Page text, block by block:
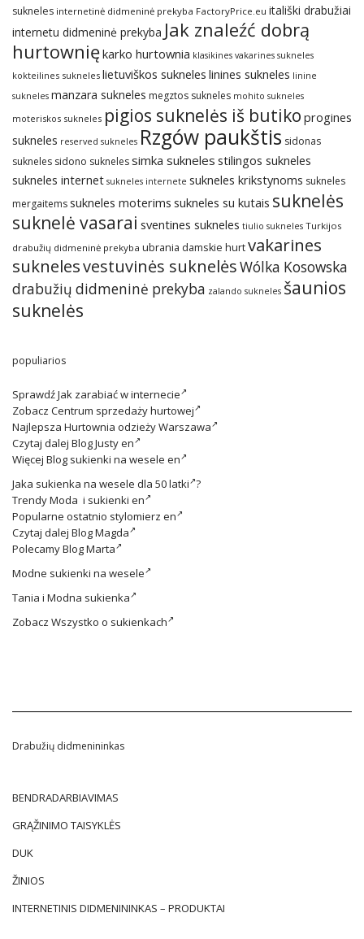
sukneles internetinė didmeninė prekyba FactoryPrice.eu itališki drabužiai
internetu didmeninė prekyba Jak znaleźć dobrą
hurtowniękarko hurtownia klasikines vakarines sukneles
kokteilines sukneles lietuviškos sukneles linines sukneles linine
sukneles manzara sukneles megztos sukneles mohito sukneles
moteriskos sukneles pigios suknelės iš butiko progines
sukneles reserved sukneles Rzgów paukštis sidonas
sukneles sidono suknelessimka sukneles stilingos sukneles
sukneles internet sukneles internete sukneles krikstynoms sukneles
mergaitemssukneles moterims sukneles su kutais suknelės
suknelė vasarai sventines sukneles tiulio sukneles Turkijos
drabužių didmeninė prekyba ubrania damskie hurtvakarines
suknelesvestuvinės suknelėsWólka Kosowska
drabužių didmeninė prekyba zalando sukneles šaunios
suknelės
populiarios
SprawdźJak zarabiać w internecie
Zobacz Centrum sprzedaży hurtowej
Najlepsza Hurtownia odzieży Warszawa
Czytaj dalej Blog Justy en
Więcej Blog sukienki na wesele en
Jaka sukienka na wesele dla 50 latki ?
TrendyModa i sukienki en
Popularne ostatnio stylomierz en
Czytaj dalej Blog Magda
PolecamyBlog Marta
Modne sukienki na wesele
Tania i Modna sukienka
Zobacz Wszystko o sukienkach
Drabužių didmenininkas
BENDRADARBIAVIMAS
GRĄŽINIMO TAISYKLĖS
DUK
ŽINIOS
INTERNETINIS DIDMENININKAS – PRODUKTAI